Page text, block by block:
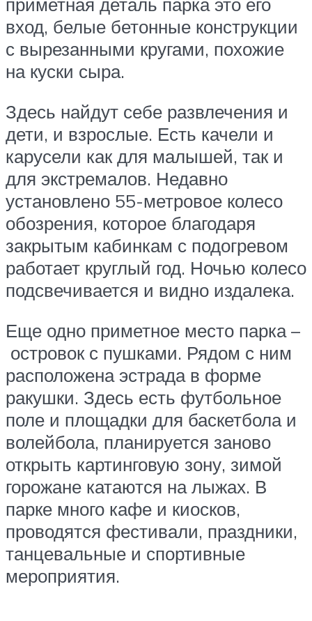
приметная деталь парка это его
вход, белые бетонные конструкции
с вырезанными кругами, похожие
на куски сыра.
Здесь найдут себе развлечения и
дети, и взрослые. Есть качели и
карусели как для малышей, так и
для экстремалов. Недавно
установлено 55-метровое колесо
обозрения, которое благодаря
закрытым кабинкам с подогревом
работает круглый год. Ночью колесо
подсвечивается и видно издалека.
Еще одно приметное место парка –
островок с пушками. Рядом с ним
расположена эстрада в форме
ракушки. Здесь есть футбольное
поле и площадки для баскетбола и
волейбола, планируется заново
открыть картинговую зону, зимой
горожане катаются на лыжах. В
парке много кафе и киосков,
проводятся фестивали, праздники,
танцевальные и спортивные
мероприятия.